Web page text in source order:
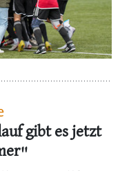
gibt es jetzt